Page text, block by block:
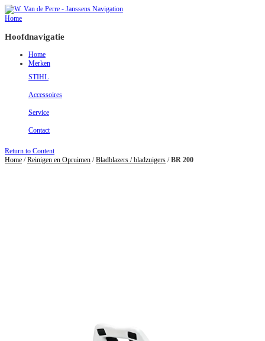
Navigation
Home
Hoofdnavigatie
Home
Merken
STIHL
Accessoires
Service
Contact
Return to Content
Home /Reinigen en Opruimen /Bladblazers / bladzuigers /BR 200